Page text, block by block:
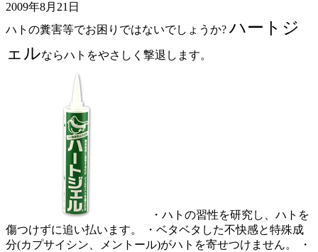
2009年8月21日
ハトの糞害等でお困りではないでしょうか? ハートジ
ェルならハトをやさしく撃退します。
・ハトの習性を研究し、ハトを
傷つけずに追い払います。 ・ベタベタした不快感と特殊成
分(カプサイシン、メントール)がハトを寄せつけません。 ・